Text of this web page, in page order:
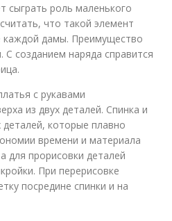
сыграть роль маленького
что такой элемент
каждой дамы. Преимущество
созданием наряда справится
с рукавами
из двух деталей. Спинка и
деталей, которые плавно
времени и материала
для прорисовки деталей
При перерисовке
посредине спинки и на